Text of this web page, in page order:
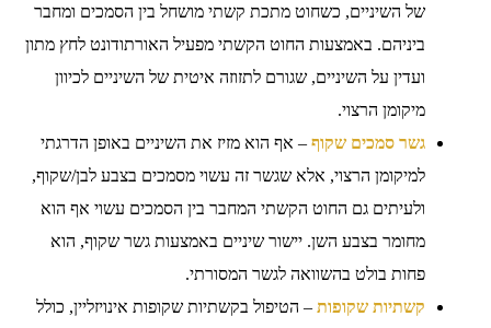
של השיניים, כשחוט מתכת קשתי מושחל בין הסמכים ומחבר
ביניהם. באמצעות החוט הקשתי מפעיל האורתודונט לחץ מתון
ועדין על השיניים, שגורם לתזוזה איטית של השיניים לכיוון
מיקומן הרצוי.
גשר סמכים שקוף – אף הוא מזיז את השיניים באופן הדרגתי
למיקומן הרצוי, אלא שגשר זה עשוי מסמכים בצבע לבן/שקוף,
ולעיתים גם החוט הקשתי המחבר בין הסמכים עשוי אף הוא
מחומר בצבע השן. יישור שיניים באמצעות גשר שקוף, הוא
פחות בולט בהשוואה לגשר המסורתי.
קשתיות שקופות – הטיפול בקשתיות שקופות אינויזליין, כולל